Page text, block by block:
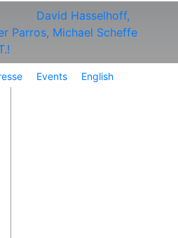
David Hasselhoff,
Parros, Michael Scheffe
Events English